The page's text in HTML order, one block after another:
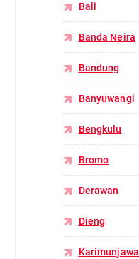
Bali
Banda Neira
Bandung
Banyuwangi
Bengkulu
Bromo
Derawan
Dieng
Karimunjawa